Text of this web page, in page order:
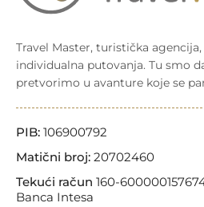
Travel Master, turistička
individualna putovanja. Tu smo
pretvorimo u avanture koje se
PIB: 106900792
Matični broj: 20702460
Tekući račun 160-
Banca Intesa